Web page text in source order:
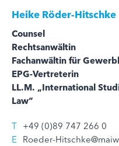
Heike Röder-Hitschke
Counsel
Rechtsanwältin
Fachanwältin für
EPG-Vertreterin
LL.M. „International
Law“
T +49 (0)89 747 266 0
E Roeder-